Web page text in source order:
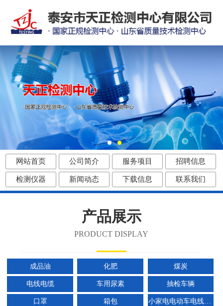
网站首页 公司简介 服务项目 招聘信息
检测仪器 新闻动态 下载信息 联系我们
产品展示
PRODUCT DISPLAY
成品油 化肥 煤炭
电线电缆 车用尿素 抽检车辆
口罩 箱包 小家电电动车电线电缆开关插座